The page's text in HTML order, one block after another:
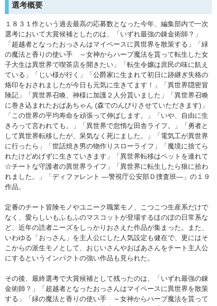
選考概要
１８３１作という過去最高の応募数となった今年、編集部内で一次
選考において大賞候補としたのは、「いずれ最強の錬金術師？」
「超越者となったおっさんはマイペースに異世界を散策する」「緑
の魔法と香りの使い手 ～女神からハーブ魔法を貰って転生した女
子大生は異世界で喫茶店を開きたい」「転生令嬢は庶民の味に飢え
ている」「じい様が行く」「公爵家に生まれて初日に跡継ぎ失格の
烙印をおされましたが今日も元気に生きてます！」「異世界隠密冒
険記」「異世界召喚、神様に加護２人分貰いました」「異世界召喚
に巻き込まれたおばあちゃん (森でのんびりさせていただきます)」
「この世界の平均寿命を頑張って伸ばします。」「いや、自由に生
きろって言われても。」「異世界で怠惰な田舎ライフ。」「勇者と
して異世界転移したが、呆気なく死にました。」「電気工が異世界
に行ったら」「世話焼き男の物作りスローライフ」「魔境に捨てら
れたけどめげずに生きていきます」「異世界転移はペットを連れて
☆チートな守護者の異世界ライフ」「異世界に転生したら狼に拾わ
れました。」「ディファレント ―警視庁公安部Ｄ捜査班―」の１９
作品。
定番のチート冒険モノやユニーク職業モノ、こつこつ生産系だけで
なく、愛らしいもふもふのマスコットが登場するほのぼの日常系な
ど、近年の読者ニーズをしっかりおさえた作品が集まった。また、
いわゆる「おっさん」を主人公にした人気設定も健在で、更にはそ
こからの派生モノとして、おじいさんやおばあさんをチート主人公
にするというインパクトの強い作品も見られた。
その後、最終選考で大賞候補として残ったのは、「いずれ最強の錬
金術師？」「超越者となったおっさんはマイペースに異世界を散策
する」「緑の魔法と香りの使い手 ～女神からハーブ魔法を貰って